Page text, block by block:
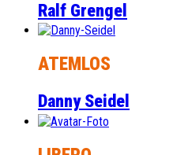
Ralf Grengel
ATEMLOS
Danny Seidel